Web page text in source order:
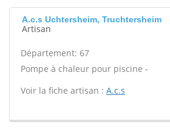
A.c.s Uchtersheim, Truchtersheim
Artisan
Département: 67
Pompe à chaleur pour piscine -
Voir la fiche artisan : A.c.s